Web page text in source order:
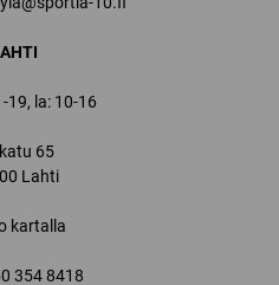
19, la: 10-16
65
Lahti
kartalla
354 8418